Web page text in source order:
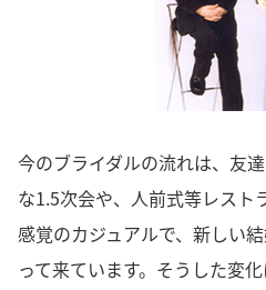
今のブライダルの流れは、友
な1.5次会や、人前式等レスト
感覚のカジュアルで、新しい
って来ています。そうした変